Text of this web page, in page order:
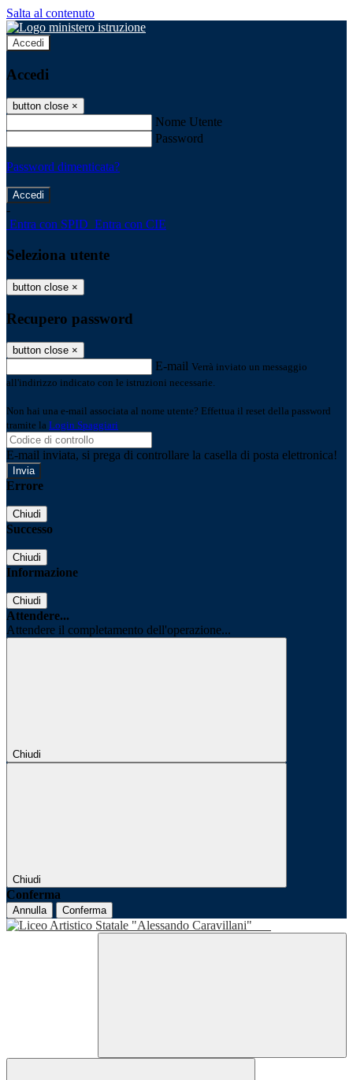
Salta al contenuto
Accedi
Accedi
button close ×
Nome Utente
Password
Password dimenticata?
-
Entra con SPID Entra con CIE
Seleziona utente
button close ×
Recupero password
button close ×
E-mail Verrà inviato un messaggio
all'indirizzo indicato con le istruzioni necessarie.
Non hai una e-mail associata al nome utente? Effettua il reset della password
tramite la Login Spaggiari
E-mail inviata, si prega di controllare la casella di posta elettronica!
Errore
Chiudi
Successo
Chiudi
Informazione
Chiudi
Attendere...
Attendere il completamento dell'operazione...
Chiudi
Chiudi
Conferma
Annulla Conferma